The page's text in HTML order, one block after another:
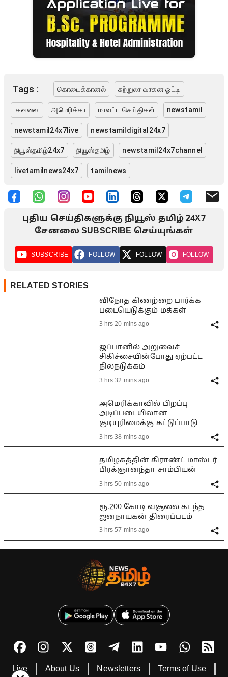
Tags : கொடைக்கானல் சுற்றுலா வாகன ஓட்டி
கவலை அமெரிக்கா மாவட்ட செய்திகள் newstamil
newstamil24x7live newstamildigital24x7
நியூஸ்தமிழ்24x7 நியூஸ்தமிழ் newstamil24x7channel
livetamilnews24x7 tamilnews
புதிய செய்திகளுக்கு நியூஸ் தமிழ் 24X7
சேனலை SUBSCRIBE செய்யுங்கள்
SUBSCRIBE FOLLOW FOLLOW FOLLOW
RELATED STORIES
விநோத கிணற்றை பார்க்க
படையெடுக்கும் மக்கள்
3 hrs 20 mins ago
ஜப்பானில் அறுவைச்
சிகிச்சையின்போது ஏற்பட்ட
நிலநடுக்கம்
3 hrs 32 mins ago
அமெரிக்காவில் பிறப்பு
அடிப்படையிலான
குடியுரிமைக்கு கட்டுப்பாடு
3 hrs 38 mins ago
தமிழகத்தின் கிராண்ட் மாஸ்டர்
பிரக்ஞானந்தா சாம்பியன்
3 hrs 50 mins ago
ரூ.200 கோடி வசூலை கடந்த
ஜனநாயகன் திரைப்படம்
3 hrs 57 mins ago
Live About Us Newsletters Terms of Use